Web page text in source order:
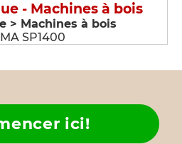
- Machines à bois
> Machines à bois
SP1400
ici!